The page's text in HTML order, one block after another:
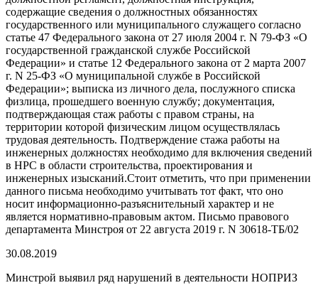
содержащие сведения о должностных обязанностях
государственного или муниципального служащего согласно
статье 47 Федерального закона от 27 июля 2004 г. N 79-ФЗ «О
государственной гражданской службе Российской
Федерации» и статье 12 Федерального закона от 2 марта 2007
г. N 25-ФЗ «О муниципальной службе в Российской
Федерации»; выписка из личного дела, послужного списка
физлица, прошедшего военную службу; документация,
подтверждающая стаж работы с правом страны, на
территории которой физическим лицом осуществлялась
трудовая деятельность. Подтверждение стажа работы на
инженерных должностях необходимо для включения сведений
в НРС в области строительства, проектирования и
инженерных изысканий.Стоит отметить, что при применении
данного письма необходимо учитывать тот факт, что оно
носит информационно-разъяснительный характер и не
является нормативно-правовым актом. Письмо правового
департамента Минстроя от 22 августа 2019 г. N 30618-ТБ/02
30.08.2019
Минстрой выявил ряд нарушений в деятельности НОПРИЗ